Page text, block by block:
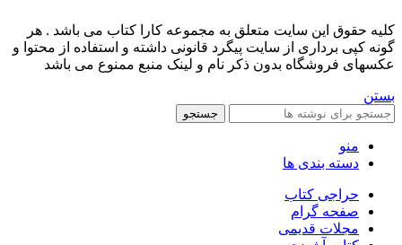
کليه حقوق اين سايت متعلق به مجموعه کارا کتاب می باشد . هر
گونه کپی برداری از سایت پیگرد قانونی داشته و استفاده از محتوا و
عکسهای فروشگاه بدون ذکر نام و لینک منبع ممنوع می باشد
بستن
جستجو
منو
دسته بندی ها
حراجی کتاب
صفحه گرام
مجلات قدیمی